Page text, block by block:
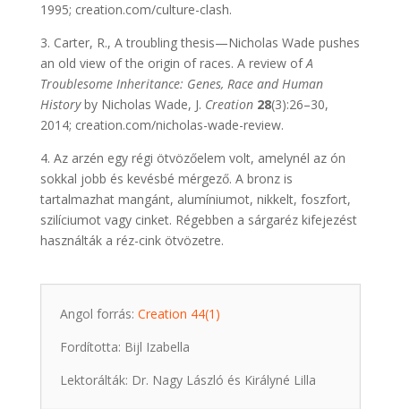
1995; creation.com/culture-clash.
3. Carter, R., A troubling thesis—Nicholas Wade pushes
an old view of the origin of races. A review ofA
Troublesome Inheritance: Genes, Race and Human
Historyby Nicholas Wade, J. Creation 28(3):26–30,
2014; creation.com/nicholas-wade-review.
4. Az arzén egy régi ötvözőelem volt, amelynél az ón
sokkal jobb és kevésbé mérgező. A bronz is
tartalmazhat mangánt, alumíniumot, nikkelt, foszfort,
szilíciumot vagy cinket. Régebben a sárgaréz kifejezést
használták a réz-cink ötvözetre.
Angol forrás: Creation 44(1)
Fordította: Bijl Izabella
Lektorálták: Dr. Nagy László és Királyné Lilla